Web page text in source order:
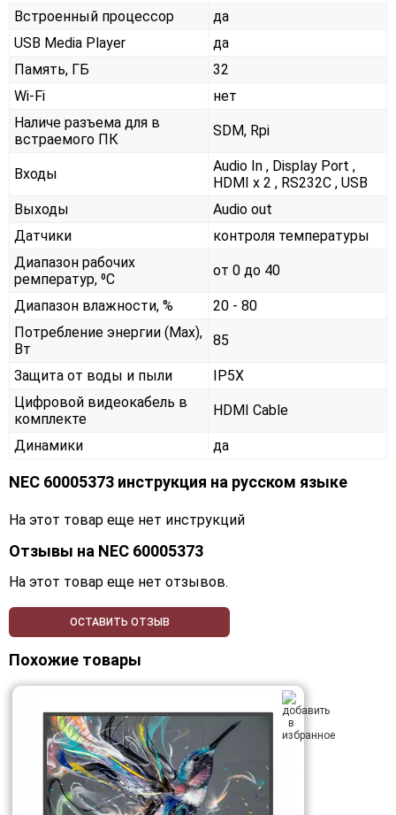
Встроенный процессор
да
USB Media Player
да
Память, ГБ
32
Wi-Fi
нет
Наличе разъема для в
встраемого ПК
SDM, Rpi
Входы
Audio In , Display Port ,
HDMI x 2 , RS232С , USB
Выходы
Audio out
Датчики
контроля температуры
Диапазон рабочих
ремператур, ⁰С
от 0 до 40
Диапазон влажности, %
20 - 80
Потребление энергии (Max),
Вт
85
Защита от воды и пыли
IP5X
Цифровой видеокабель в
комплекте
HDMI Cable
Динамики да
NEC 60005373 инструкция на русском языке
На этот товар еще нет инструкций
Отзывы на NEC 60005373
На этот товар еще нет отзывов.
ОСТАВИТЬ ОТЗЫВ
Похожие товары